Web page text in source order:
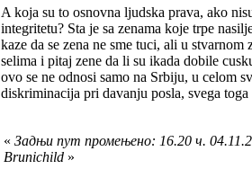
A koja su to osnovna ljudska prava, ako
integritetu? Sta je sa zenama koje trpe
kaze da se zena ne sme tuci, ali u
selima i pitaj zene da li su ikada dobile
ovo se ne odnosi samo na Srbiju, u celom
diskriminacija pri davanju posla, svega
« Задњи пут промењено: 16.20 ч.
Brunichild »